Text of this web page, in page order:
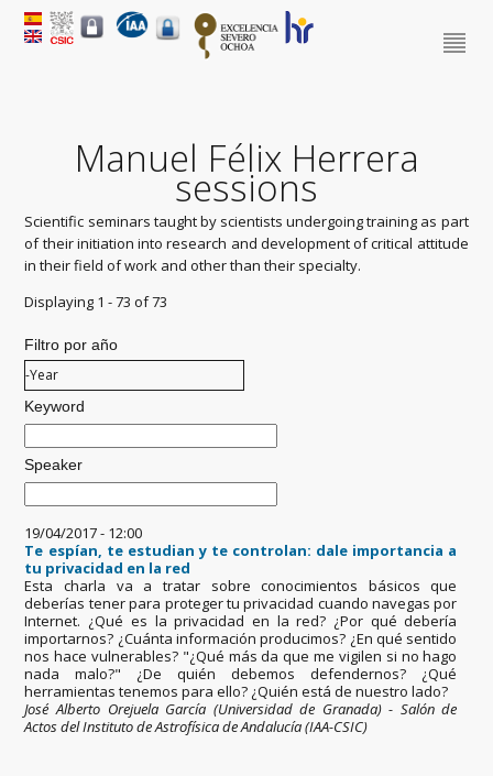
Manuel Félix Herrera
sessions
Scientific seminars taught by scientists undergoing training as part
of their initiation into research and development of critical attitude
in their field of work and other than their specialty.
Displaying 1 - 73 of 73
Filtro por año
Filtro por año
Year
Keyword
Speaker
19/04/2017 - 12:00
Te espían, te estudian y te controlan: dale importancia a
tu privacidad en la red
Esta charla va a tratar sobre conocimientos básicos que
deberías tener para proteger tu privacidad cuando navegas por
Internet. ¿Qué es la privacidad en la red? ¿Por qué debería
importarnos? ¿Cuánta información producimos? ¿En qué sentido
nos hace vulnerables? "¿Qué más da que me vigilen si no hago
nada malo?" ¿De quién debemos defendernos? ¿Qué
herramientas tenemos para ello? ¿Quién está de nuestro lado?
José Alberto Orejuela García (Universidad de Granada) - Salón de
Actos del Instituto de Astrofísica de Andalucía (IAA-CSIC)